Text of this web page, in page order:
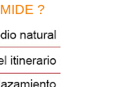
MIDE ?